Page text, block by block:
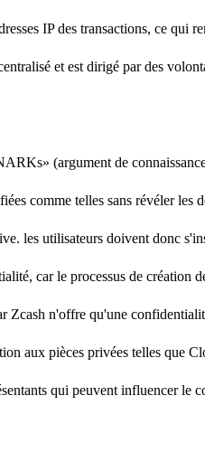
IP des transactions, ce qui
et est dirigé par des
(argument de
comme telles sans révéler les
les utilisateurs doivent donc
car le processus de création
Zcash n'offre qu'une
aux pièces privées telles que
qui peuvent influencer le